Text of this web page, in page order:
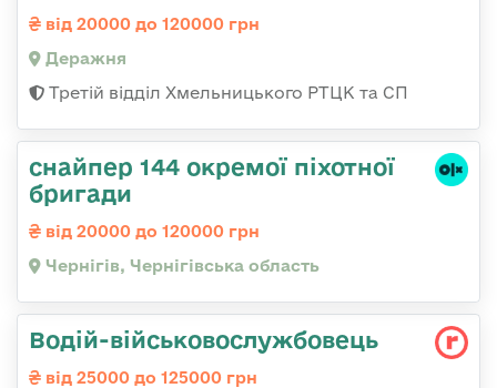
від 20000 до 120000 грн
Деражня
Третій відділ Хмельницького РТЦК та СП
снайпер 144 окремої піхотної
бригади
від 20000 до 120000 грн
Чернігів, Чернігівська область
Водій-військовослужбовець
від 25000 до 125000 грн